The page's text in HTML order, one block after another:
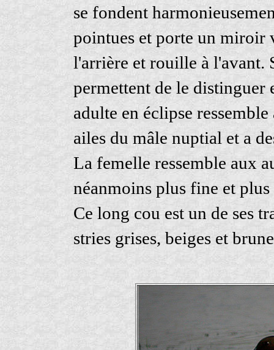
se fondent
pointues et porte un miroir
l'arrière et rouille à l'avant.
permettent de le distinguer
adulte en éclipse
ailes du mâle nuptial et a
La femelle ressemble aux
néanmoins plus fine et
Ce long cou est un de ses
stries grises, beiges et